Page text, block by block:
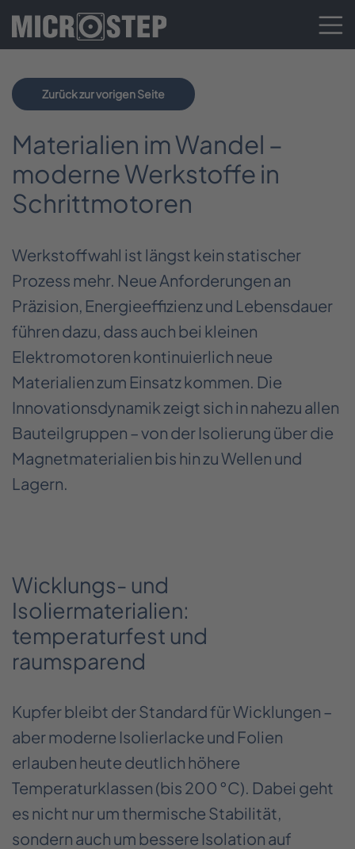
Zurück zur vorigen Seite
Materialien im Wandel –
moderne Werkstoffe in
Schrittmotoren
Werkstoffwahl ist längst kein statischer
Prozess mehr. Neue Anforderungen an
Präzision, Energieeffizienz und Lebensdauer
führen dazu, dass auch bei kleinen
Elektromotoren kontinuierlich neue
Materialien zum Einsatz kommen. Die
Innovationsdynamik zeigt sich in nahezu allen
Bauteilgruppen – von der Isolierung über die
Magnetmaterialien bis hin zu Wellen und
Lagern.
Wicklungs- und
Isoliermaterialien:
temperaturfest und
raumsparend
Kupfer bleibt der Standard für Wicklungen –
aber moderne Isolierlacke und Folien
erlauben heute deutlich höhere
Temperaturklassen (bis 200 °C). Dabei geht
es nicht nur um thermische Stabilität,
sondern auch um bessere Isolation auf